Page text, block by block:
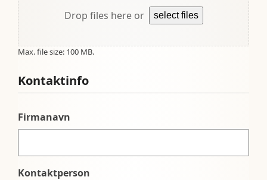
Drop files here or select files
Max. file size: 100 MB.
Kontaktinfo
Firmanavn
Kontaktperson